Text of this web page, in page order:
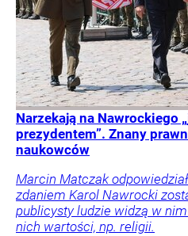
Narzekają na Nawrockiego
prezydentem”. Znany
naukowców
Marcin Matczak
zdaniem Karol Nawrocki
publicysty ludzie widzą w
nich wartości, np. religii.